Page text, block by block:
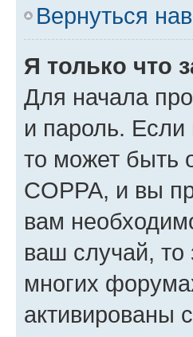
Вернуться
Я только что
Для начала
и пароль.
то может быть
COPPA, и вы
вам
ваш случай, то
многих
активированы